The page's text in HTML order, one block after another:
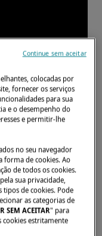
colocadas por
fornecer os serviços
para sua
e o desempenho do
e permitir-lhe
no seu navegador
forma de cookies. Ao
de todos os cookies.
sua privacidade,
de cookies. Pode
as categorias de
SEM ACEITAR" para
cookies estritamente
Continue sem aceitar